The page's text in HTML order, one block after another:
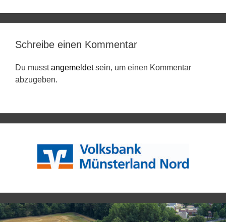
Schreibe einen Kommentar
Du musstangemeldetsein, um einen Kommentar
abzugeben.